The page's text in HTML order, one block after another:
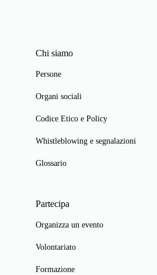
Chi siamo
Persone
Organi sociali
Codice Etico e Policy
Whistleblowing e segnalazioni
Glossario
Partecipa
Organizza un evento
Volontariato
Formazione